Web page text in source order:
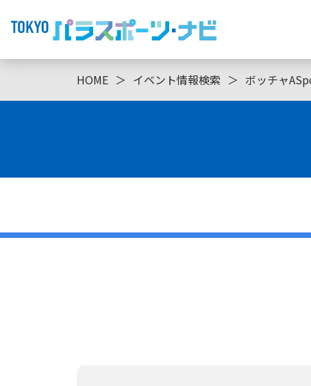
HOME ＞ イベント情報検索 ＞ ボッチャ